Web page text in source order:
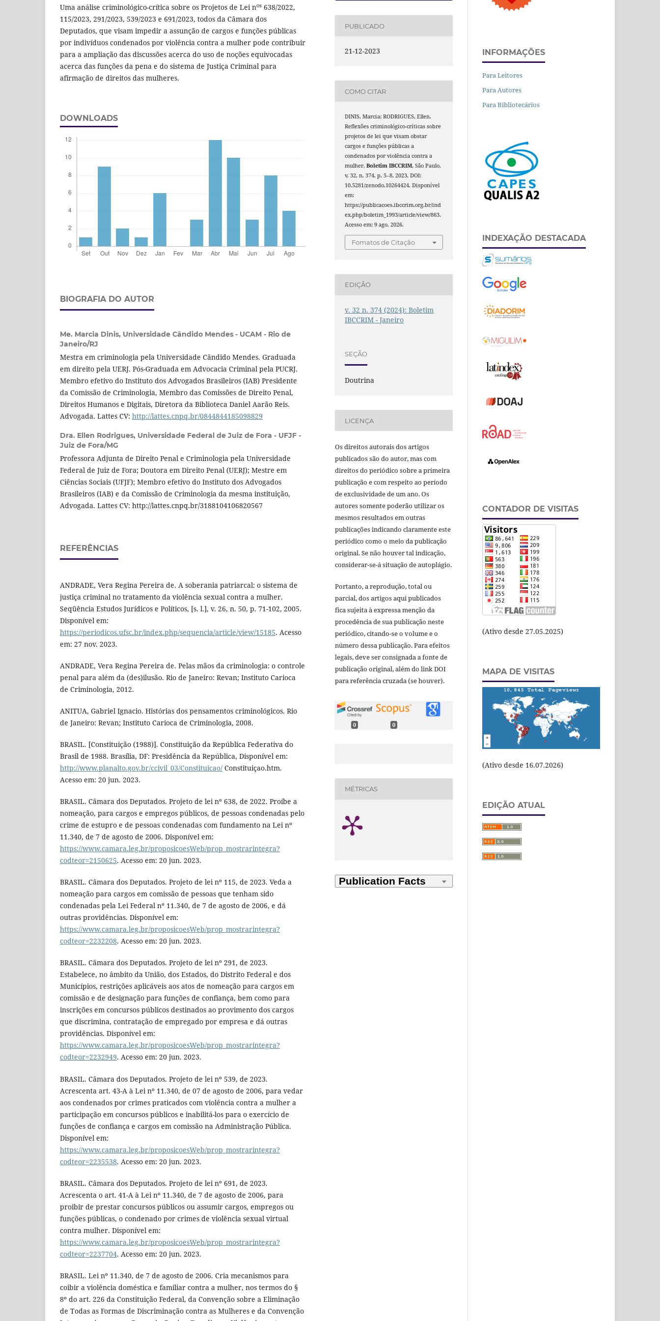
Uma análise criminológico-crítica sobre os Projetos de Lei nos 638/2022,
115/2023, 291/2023, 539/2023 e 691/2023, todos da Câmara dos
Deputados, que visam impedir a assunção de cargos e funções públicas
por indivíduos condenados por violência contra a mulher pode contribuir
para a ampliação das discussões acerca do uso de noções equivocadas
acerca das funções da pena e do sistema de Justiça Criminal para
afirmação de direitos das mulheres.
DOWNLOADS
BIOGRAFIA DO AUTOR
Me. Marcia Dinis, Universidade Cândido Mendes - UCAM - Rio de
Janeiro/RJ
Mestra em criminologia pela Universidade Cândido Mendes. Graduada
em direito pela UERJ. Pós-Graduada em Advocacia Criminal pela PUCRJ.
Membro efetivo do Instituto dos Advogados Brasileiros (IAB) Presidente
da Comissão de Criminologia, Membro das Comissões de Direito Penal,
Direitos Humanos e Digitais, Diretora da Biblioteca Daniel Aarão Reis.
Advogada. Lattes CV: http://lattes.cnpq.br/0844844185098829
Dra. Ellen Rodrigues, Universidade Federal de Juiz de Fora - UFJF -
Juiz de Fora/MG
Professora Adjunta de Direito Penal e Criminologia pela Universidade
Federal de Juiz de Fora; Doutora em Direito Penal (UERJ); Mestre em
Ciências Sociais (UFJF); Membro efetivo do Instituto dos Advogados
Brasileiros (IAB) e da Comissão de Criminologia da mesma instituição,
Advogada. Lattes CV: http://lattes.cnpq.br/3188104106820567
REFERÊNCIAS
ANDRADE, Vera Regina Pereira de. A soberania patriarcal: o sistema de
justiça criminal no tratamento da violência sexual contra a mulher.
Seqüência Estudos Jurídicos e Políticos, [s. l.], v. 26, n. 50, p. 71-102, 2005.
Disponível em:
https://periodicos.ufsc.br/index.php/sequencia/article/view/15185. Acesso
em: 27 nov. 2023.
ANDRADE, Vera Regina Pereira de. Pelas mãos da criminologia: o controle
penal para além da (des)ilusão. Rio de Janeiro: Revan; Instituto Carioca
de Criminologia, 2012.
ANITUA, Gabriel Ignacio. Histórias dos pensamentos criminológicos. Rio
de Janeiro: Revan; Instituto Carioca de Criminologia, 2008.
BRASIL. [Constituição (1988)]. Constituição da República Federativa do
Brasil de 1988. Brasília, DF: Presidência da República, Disponível em:
http://www.planalto.gov.br/ccivil_03/Constituicao/ Constituiçao.htm.
Acesso em: 20 jun. 2023.
BRASIL. Câmara dos Deputados. Projeto de lei nº 638, de 2022. Proíbe a
nomeação, para cargos e empregos públicos, de pessoas condenadas pelo
crime de estupro e de pessoas condenadas com fundamento na Lei nº
11.340, de 7 de agosto de 2006. Disponível em:
https://www.camara.leg.br/proposicoesWeb/prop_mostrarintegra?
codteor=2150625. Acesso em: 20 jun. 2023.
BRASIL. Câmara dos Deputados. Projeto de lei nº 115, de 2023. Veda a
nomeação para cargos em comissão de pessoas que tenham sido
condenadas pela Lei Federal nº 11.340, de 7 de agosto de 2006, e dá
outras providências. Disponível em:
https://www.camara.leg.br/proposicoesWeb/prop_mostrarintegra?
codteor=2232208. Acesso em: 20 jun. 2023.
BRASIL. Câmara dos Deputados. Projeto de lei nº 291, de 2023.
Estabelece, no âmbito da União, dos Estados, do Distrito Federal e dos
Municípios, restrições aplicáveis aos atos de nomeação para cargos em
comissão e de designação para funções de confiança, bem como para
inscrições em concursos públicos destinados ao provimento dos cargos
que discrimina, contratação de empregado por empresa e dá outras
providências. Disponível em:
https://www.camara.leg.br/proposicoesWeb/prop_mostrarintegra?
codteor=2232949. Acesso em: 20 jun. 2023.
BRASIL. Câmara dos Deputados. Projeto de lei nº 539, de 2023.
Acrescenta art. 43-A à Lei nº 11.340, de 07 de agosto de 2006, para vedar
aos condenados por crimes praticados com violência contra a mulher a
participação em concursos públicos e inabilitá-los para o exercício de
funções de confiança e cargos em comissão na Administração Pública.
Disponível em:
https://www.camara.leg.br/proposicoesWeb/prop_mostrarintegra?
codteor=2235538. Acesso em: 20 jun. 2023.
BRASIL. Câmara dos Deputados. Projeto de lei nº 691, de 2023.
Acrescenta o art. 41-A à Lei nº 11.340, de 7 de agosto de 2006, para
proibir de prestar concursos públicos ou assumir cargos, empregos ou
funções públicas, o condenado por crimes de violência sexual virtual
contra mulher. Disponível em:
https://www.camara.leg.br/proposicoesWeb/prop_mostrarintegra?
codteor=2237704. Acesso em: 20 jun. 2023.
BRASIL. Lei nº 11.340, de 7 de agosto de 2006. Cria mecanismos para
coibir a violência doméstica e familiar contra a mulher, nos termos do §
8º do art. 226 da Constituição Federal, da Convenção sobre a Eliminação
de Todas as Formas de Discriminação contra as Mulheres e da Convenção
PUBLICADO
21-12-2023
COMO CITAR
DINIS, Marcia; RODRIGUES, Ellen.
Reflexões criminológico-críticas sobre
projetos de lei que visam obstar
cargos e funções públicas a
condenados por violência contra a
mulher.Boletim IBCCRIM, São Paulo,
v. 32, n. 374, p. 5–8, 2023. DOI:
10.5281/zenodo.10264424. Disponível
em:
https://publicacoes.ibccrim.org.br/ind
ex.php/boletim_1993/article/view/863.
Acesso em: 9 ago. 2026.
Fomatos de Citação
EDIÇÃO
v. 32 n. 374 (2024): Boletim
IBCCRIM - Janeiro
SEÇÃO
Doutrina
LICENÇA
Os direitos autorais dos artigos
publicados são do autor, mas com
direitos do periódico sobre a primeira
publicação e com respeito ao período
de exclusividade de um ano. Os
autores somente poderão utilizar os
mesmos resultados em outras
publicações indicando claramente este
periódico como o meio da publicação
original. Se não houver tal indicação,
considerar-se-á situação de autoplágio.
Portanto, a reprodução, total ou
parcial, dos artigos aqui publicados
fica sujeita à expressa menção da
procedência de sua publicação neste
periódico, citando-se o volume e o
número dessa publicação. Para efeitos
legais, deve ser consignada a fonte de
publicação original, além do link DOI
para referência cruzada (se houver).
0 0
MÉTRICAS
INFORMAÇÕES
Para Leitores
Para Autores
Para Bibliotecários
INDEXAÇÃO DESTACADA
CONTADOR DE VISITAS
(Ativo desde 27.05.2025)
MAPA DE VISITAS
(Ativo desde 16.07.2026)
EDIÇÃO ATUAL